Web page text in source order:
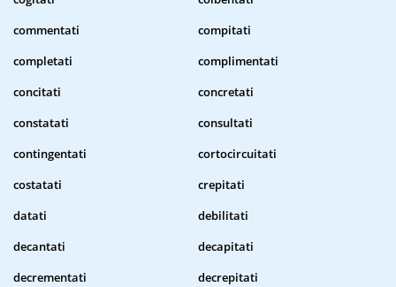
commentati
compitati
completati
complimentati
concitati
concretati
constatati
consultati
contingentati
cortocircuitati
costatati
crepitati
datati
debilitati
decantati
decapitati
decrementati
decrepitati